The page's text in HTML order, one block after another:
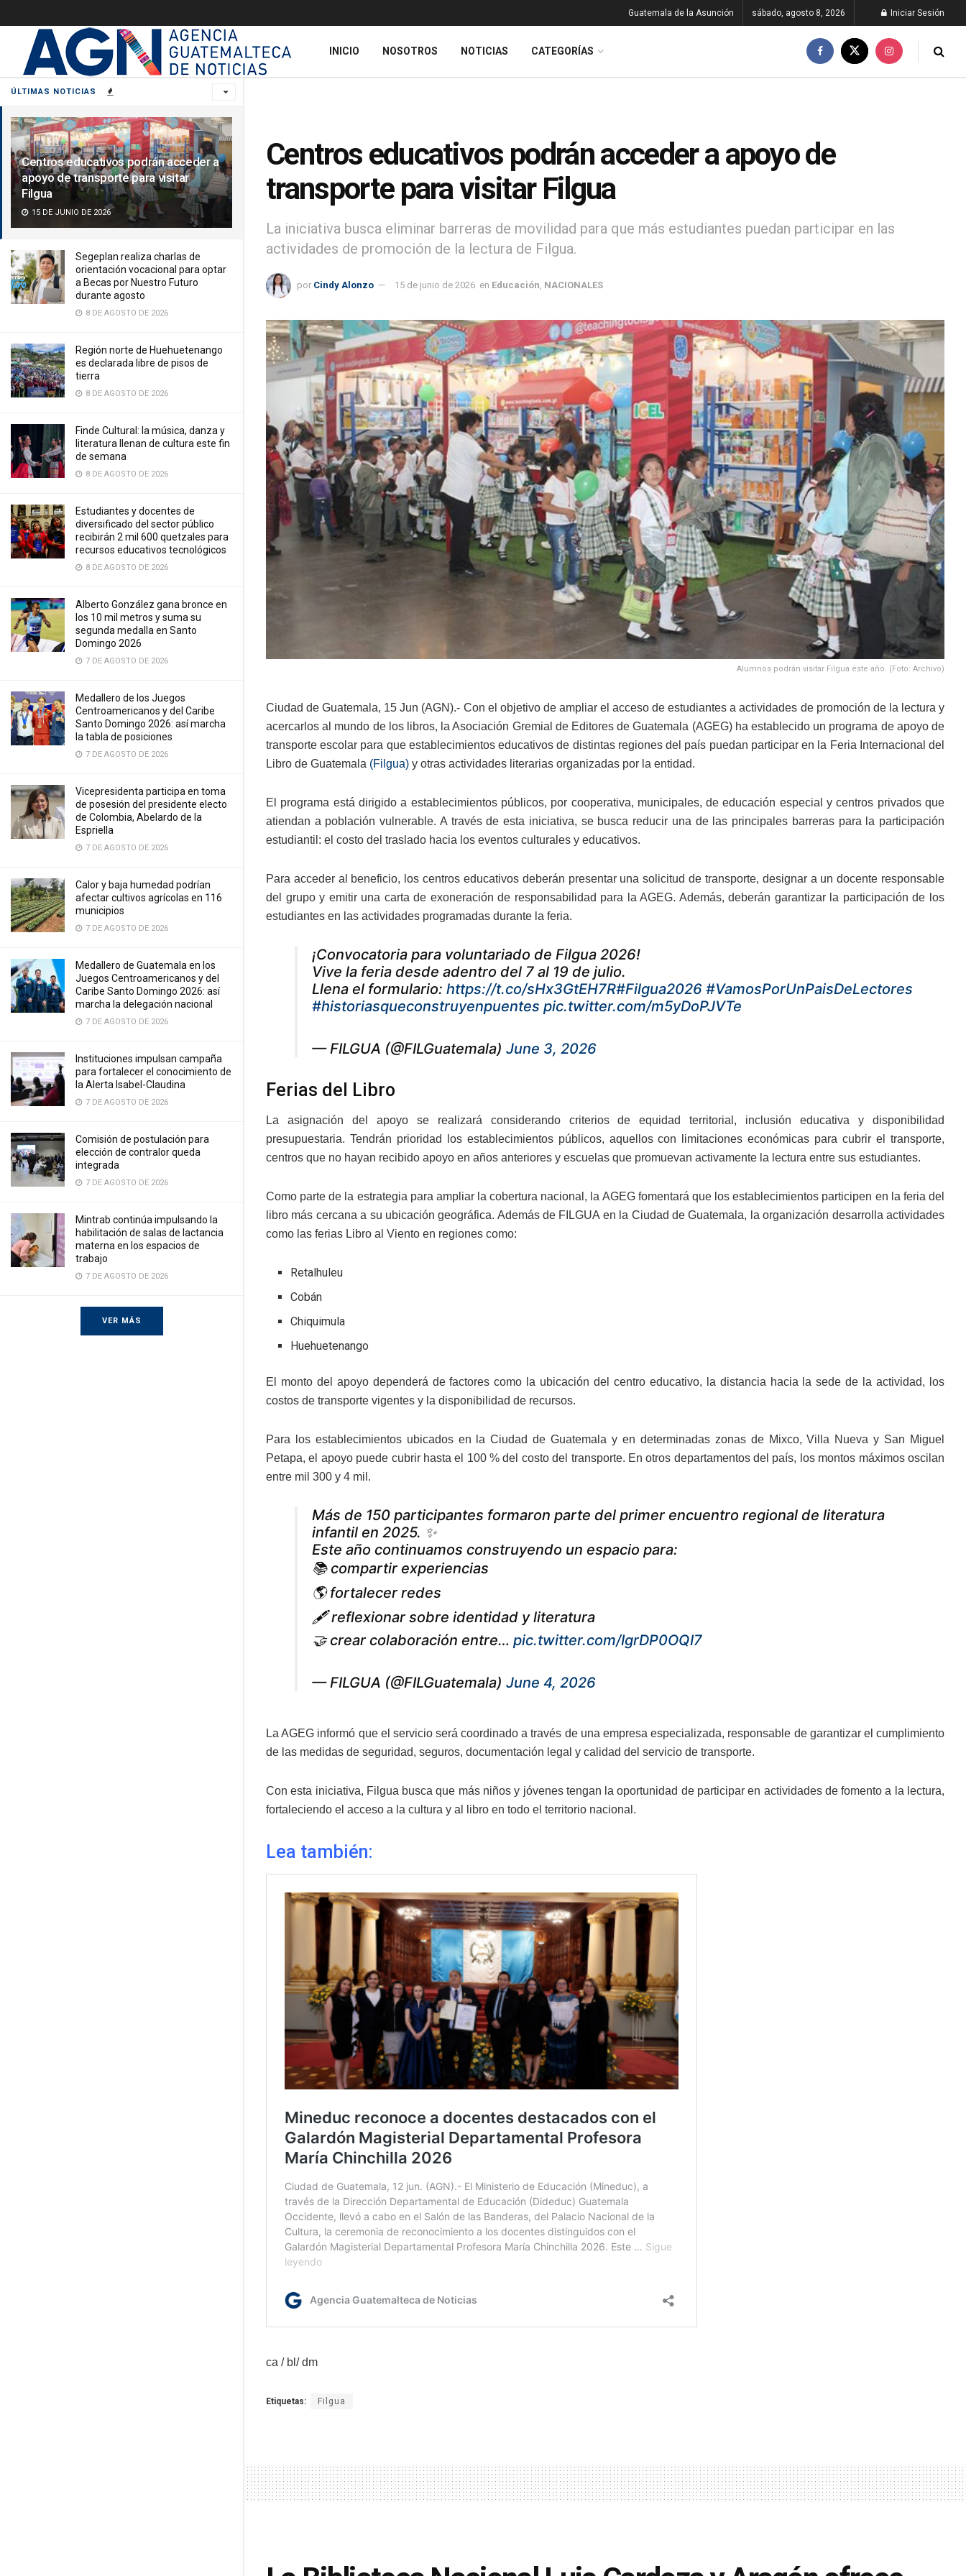
ÚLTIMAS NOTICIAS
Centros educativos podrán acceder a
apoyo de transporte para visitar
Filgua
15 DE JUNIO DE 2026
Segeplan realiza charlas de
orientación vocacional para optar
a Becas por Nuestro Futuro
durante agosto
8 DE AGOSTO DE 2026
Región norte de Huehuetenango
es declarada libre de pisos de
tierra
8 DE AGOSTO DE 2026
Finde Cultural: la música, danza y
literatura llenan de cultura este fin
de semana
8 DE AGOSTO DE 2026
Estudiantes y docentes de
diversificado del sector público
recibirán 2 mil 600 quetzales para
recursos educativos tecnológicos
8 DE AGOSTO DE 2026
Alberto González gana bronce en
los 10 mil metros y suma su
segunda medalla en Santo
Domingo 2026
7 DE AGOSTO DE 2026
Medallero de los Juegos
Centroamericanos y del Caribe
Santo Domingo 2026: así marcha
la tabla de posiciones
7 DE AGOSTO DE 2026
Vicepresidenta participa en toma
de posesión del presidente electo
de Colombia, Abelardo de la
Espriella
7 DE AGOSTO DE 2026
Calor y baja humedad podrían
afectar cultivos agrícolas en 116
municipios
7 DE AGOSTO DE 2026
Medallero de Guatemala en los
Juegos Centroamericanos y del
Caribe Santo Domingo 2026: así
marcha la delegación nacional
7 DE AGOSTO DE 2026
Instituciones impulsan campaña
para fortalecer el conocimiento de
la Alerta Isabel-Claudina
7 DE AGOSTO DE 2026
Comisión de postulación para
elección de contralor queda
integrada
7 DE AGOSTO DE 2026
Mintrab continúa impulsando la
habilitación de salas de lactancia
materna en los espacios de
trabajo
7 DE AGOSTO DE 2026
VER MÁS
Guatemala de la Asunción sábado, agosto 8, 2026 Iniciar Sesión
INICIO NOSOTROS NOTICIAS CATEGORÍAS
Centros educativos podrán acceder a apoyo de
transporte para visitar Filgua
La iniciativa busca eliminar barreras de movilidad para que más estudiantes puedan participar en las
actividades de promoción de la lectura de Filgua.
por Cindy Alonzo 15 de junio de 2026 en Educación NACIONALES
Alumnos podrán visitar Filgua este año. (Foto: Archivo)
Ciudad de Guatemala, 15 Jun (AGN).- Con el objetivo de ampliar el acceso de estudiantes a actividades de promoción de la lectura y
acercarlos al mundo de los libros, la Asociación Gremial de Editores de Guatemala (AGEG) ha establecido un programa de apoyo de
transporte escolar para que establecimientos educativos de distintas regiones del país puedan participar en la Feria Internacional del
Libro de Guatemala (Filgua) y otras actividades literarias organizadas por la entidad.
El programa está dirigido a establecimientos públicos, por cooperativa, municipales, de educación especial y centros privados que
atiendan a población vulnerable. A través de esta iniciativa, se busca reducir una de las principales barreras para la participación
estudiantil: el costo del traslado hacia los eventos culturales y educativos.
Para acceder al beneficio, los centros educativos deberán presentar una solicitud de transporte, designar a un docente responsable
del grupo y emitir una carta de exoneración de responsabilidad para la AGEG. Además, deberán garantizar la participación de los
estudiantes en las actividades programadas durante la feria.
¡Convocatoria para voluntariado de Filgua 2026!
Vive la feria desde adentro del 7 al 19 de julio.
Llena el formulario: https://t.co/sHx3GtEH7R#Filgua2026 #VamosPorUnPaisDeLectores
#historiasqueconstruyenpuentes pic.twitter.com/m5yDoPJVTe
— FILGUA (@FILGuatemala) June 3, 2026
Ferias del Libro
La asignación del apoyo se realizará considerando criterios de equidad territorial, inclusión educativa y disponibilidad
presupuestaria. Tendrán prioridad los establecimientos públicos, aquellos con limitaciones económicas para cubrir el transporte,
centros que no hayan recibido apoyo en años anteriores y escuelas que promuevan activamente la lectura entre sus estudiantes.
Como parte de la estrategia para ampliar la cobertura nacional, la AGEG fomentará que los establecimientos participen en la feria del
libro más cercana a su ubicación geográfica. Además de FILGUA en la Ciudad de Guatemala, la organización desarrolla actividades
como las ferias Libro al Viento en regiones como:
Retalhuleu
Cobán
Chiquimula
Huehuetenango
El monto del apoyo dependerá de factores como la ubicación del centro educativo, la distancia hacia la sede de la actividad, los
costos de transporte vigentes y la disponibilidad de recursos.
Para los establecimientos ubicados en la Ciudad de Guatemala y en determinadas zonas de Mixco, Villa Nueva y San Miguel
Petapa, el apoyo puede cubrir hasta el 100 % del costo del transporte. En otros departamentos del país, los montos máximos oscilan
entre mil 300 y 4 mil.
Más de 150 participantes formaron parte del primer encuentro regional de literatura
infantil en 2025. ✨
Este año continuamos construyendo un espacio para:
📚 compartir experiencias
🌎 fortalecer redes
🖋 reflexionar sobre identidad y literatura
🤝 crear colaboración entre… pic.twitter.com/IgrDP0OQI7
— FILGUA (@FILGuatemala) June 4, 2026
La AGEG informó que el servicio será coordinado a través de una empresa especializada, responsable de garantizar el cumplimiento
de las medidas de seguridad, seguros, documentación legal y calidad del servicio de transporte.
Con esta iniciativa, Filgua busca que más niños y jóvenes tengan la oportunidad de participar en actividades de fomento a la lectura,
fortaleciendo el acceso a la cultura y al libro en todo el territorio nacional.
Lea también:
ca / bl/ dm
Etiquetas: Filgua